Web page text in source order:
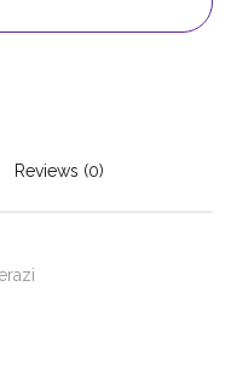
Reviews (0)